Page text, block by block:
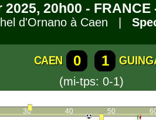
2025, 20h00 - FRANCE
d'Ornano à Caen |
CAEN 0 1
(mi-tps: 0-1)
30 40 50